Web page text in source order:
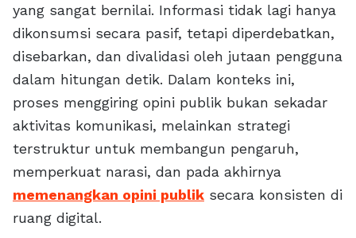
yang sangat bernilai. Informasi tidak lagi hanya
dikonsumsi secara pasif, tetapi diperdebatkan,
disebarkan, dan divalidasi oleh jutaan pengguna
dalam hitungan detik. Dalam konteks ini,
proses menggiring opini publik bukan sekadar
aktivitas komunikasi, melainkan strategi
terstruktur untuk membangun pengaruh,
memperkuat narasi, dan pada akhirnya
memenangkan opini publik secara konsisten di
ruang digital.